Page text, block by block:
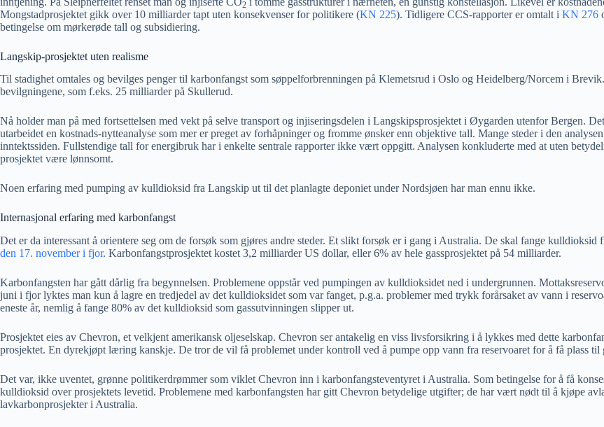
2
Mongstadprosjektet gikk over 10 milliarder tapt uten konsekvenser for politikere (KN 225). Tidligere CCS-rapporter er omtalt i KN 276
betingelse om mørkerøde tall og subsidiering.
Langskip-prosjektet uten realisme
Til stadighet omtales og bevilges penger til karbonfangst som søppelforbrenningen på Klemetsrud i Oslo og Heidelberg/Norcem i
bevilgningene, som f.eks. 25 milliarder på Skullerud.
Nå holder man på med fortsettelsen med vekt på selve transport og injiseringsdelen i Langskipsprosjektet i Øygarden utenfor Bergen.
utarbeidet en kostnads-nytteanalyse som mer er preget av forhåpninger og fromme ønsker enn objektive tall. Mange steder i den
inntektssiden. Fullstendige tall for energibruk har i enkelte sentrale rapporter ikke vært oppgitt. Analysen konkluderte med at uten
prosjektet være lønnsomt.
Noen erfaring med pumping av kulldioksid fra Langskip ut til det planlagte deponiet under Nordsjøen har man ennu ikke.
Internasjonal erfaring med karbonfangst
Det er da interessant å orientere seg om de forsøk som gjøres andre steder. Et slikt forsøk er i gang i Australia. De skal fange
den 17. november i fjor. Karbonfangstprosjektet kostet 3,2 milliarder US dollar, eller 6% av hele gassprosjektet på 54 milliarder.
Karbonfangsten har gått dårlig fra begynnelsen. Problemene oppstår ved pumpingen av kulldioksidet ned i undergrunnen.
juni i fjor lyktes man kun å lagre en tredjedel av det kulldioksidet som var fanget, p.g.a. problemer med trykk forårsaket av vann i
eneste år, nemlig å fange 80% av det kulldioksid som gassutvinningen slipper ut.
Prosjektet eies av Chevron, et velkjent amerikansk oljeselskap. Chevron ser antakelig en viss livsforsikring i å lykkes med dette
prosjektet. En dyrekjøpt læring kanskje. De tror de vil få problemet under kontroll ved å pumpe opp vann fra reservoaret for å få plass
Det var, ikke uventet, grønne politikerdrømmer som viklet Chevron inn i karbonfangsteventyret i Australia. Som betingelse for å få
kulldioksid over prosjektets levetid. Problemene med karbonfangsten har gitt Chevron betydelige utgifter; de har vært nødt til å kjøpe
lavkarbonprosjekter i Australia.